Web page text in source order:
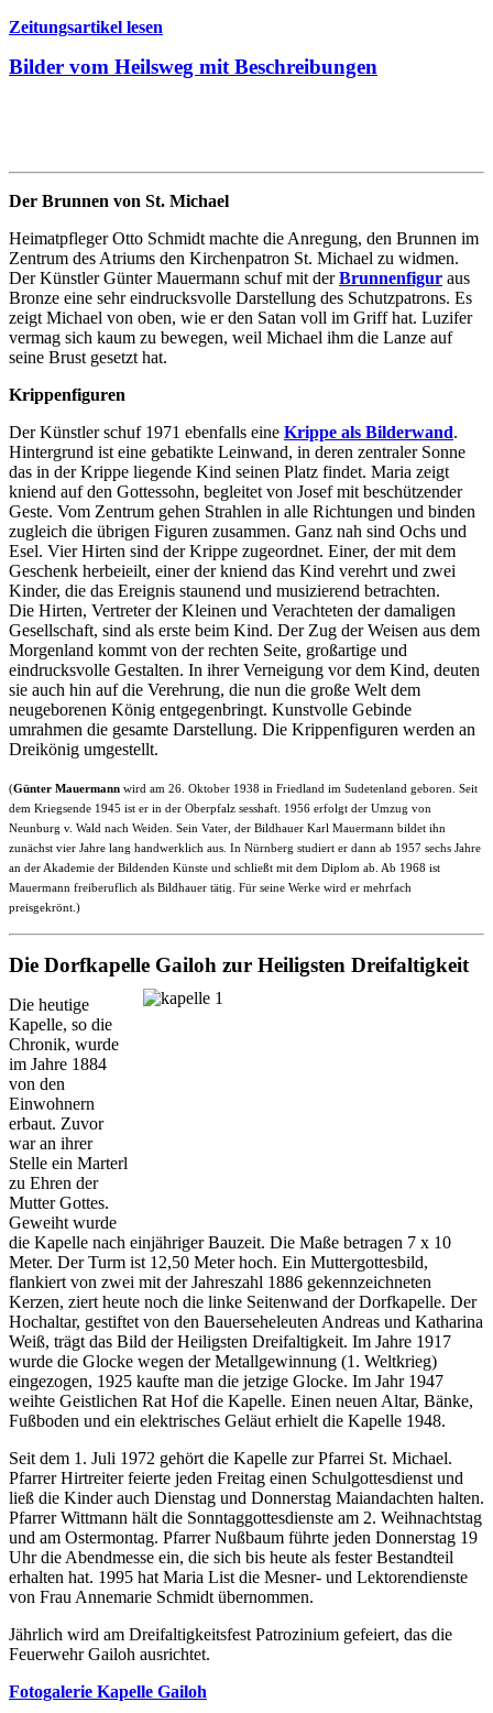
Zeitungsartikel lesen
Bilder vom Heilsweg mit Beschreibungen
Der Brunnen von St. Michael
Heimatpfleger Otto Schmidt machte die Anregung, den Brunnen im
Zentrum des Atriums den Kirchenpatron St. Michael zu widmen.
Der Künstler Günter Mauermann schuf mit derBrunnenfigur aus
Bronze eine sehr eindrucksvolle Darstellung des Schutzpatrons. Es
zeigt Michael von oben, wie er den Satan voll im Griff hat. Luzifer
vermag sich kaum zu bewegen, weil Michael ihm die Lanze auf
seine Brust gesetzt hat.
Krippenfiguren
Der Künstler schuf 1971 ebenfalls eine Krippe als Bilderwand.
Hintergrund ist eine gebatikte Leinwand, in deren zentraler Sonne
das in der Krippe liegende Kind seinen Platz findet. Maria zeigt
kniend auf den Gottessohn, begleitet von Josef mit beschützender
Geste. Vom Zentrum gehen Strahlen in alle Richtungen und binden
zugleich die übrigen Figuren zusammen. Ganz nah sind Ochs und
Esel. Vier Hirten sind der Krippe zugeordnet. Einer, der mit dem
Geschenk herbeieilt, einer der kniend das Kind verehrt und zwei
Kinder, die das Ereignis staunend und musizierend betrachten.
Die Hirten, Vertreter der Kleinen und Verachteten der damaligen
Gesellschaft, sind als erste beim Kind. Der Zug der Weisen aus dem
Morgenland kommt von der rechten Seite, großartige und
eindrucksvolle Gestalten. In ihrer Verneigung vor dem Kind, deuten
sie auch hin auf die Verehrung, die nun die große Welt dem
neugeborenen König entgegenbringt. Kunstvolle Gebinde
umrahmen die gesamte Darstellung. Die Krippenfiguren werden an
Dreikönig umgestellt.
(Günter Mauermann wird am 26. Oktober 1938 in Friedland im Sudetenland geboren. Seit
dem Kriegsende 1945 ist er in der Oberpfalz sesshaft. 1956 erfolgt der Umzug von
Neunburg v. Wald nach Weiden. Sein Vater, der Bildhauer Karl Mauermann bildet ihn
zunächst vier Jahre lang handwerklich aus. In Nürnberg studiert er dann ab 1957 sechs Jahre
an der Akademie der Bildenden Künste und schließt mit dem Diplom ab. Ab 1968 ist
Mauermann freiberuflich als Bildhauer tätig. Für seine Werke wird er mehrfach
preisgekrönt.)
Die Dorfkapelle Gailoh zur Heiligsten Dreifaltigkeit
Die heutige
Kapelle, so die
Chronik, wurde
im Jahre 1884
von den
Einwohnern
erbaut. Zuvor
war an ihrer
Stelle ein Marterl
zu Ehren der
Mutter Gottes.
Geweiht wurde
die Kapelle nach einjähriger Bauzeit. Die Maße betragen 7 x 10
Meter. Der Turm ist 12,50 Meter hoch. Ein Muttergottesbild,
flankiert von zwei mit der Jahreszahl 1886 gekennzeichneten
Kerzen, ziert heute noch die linke Seitenwand der Dorfkapelle. Der
Hochaltar, gestiftet von den Bauerseheleuten Andreas und Katharina
Weiß, trägt das Bild der Heiligsten Dreifaltigkeit. Im Jahre 1917
wurde die Glocke wegen der Metallgewinnung (1. Weltkrieg)
eingezogen, 1925 kaufte man die jetzige Glocke. Im Jahr 1947
weihte Geistlichen Rat Hof die Kapelle. Einen neuen Altar, Bänke,
Fußboden und ein elektrisches Geläut erhielt die Kapelle 1948.
Seit dem 1. Juli 1972 gehört die Kapelle zur Pfarrei St. Michael.
Pfarrer Hirtreiter feierte jeden Freitag einen Schulgottesdienst und
ließ die Kinder auch Dienstag und Donnerstag Maiandachten halten.
Pfarrer Wittmann hält die Sonntaggottesdienste am 2. Weihnachtstag
und am Ostermontag. Pfarrer Nußbaum führte jeden Donnerstag 19
Uhr die Abendmesse ein, die sich bis heute als fester Bestandteil
erhalten hat. 1995 hat Maria List die Mesner- und Lektorendienste
von Frau Annemarie Schmidt übernommen.
Jährlich wird am Dreifaltigkeitsfest Patrozinium gefeiert, das die
Feuerwehr Gailoh ausrichtet.
Fotogalerie Kapelle Gailoh